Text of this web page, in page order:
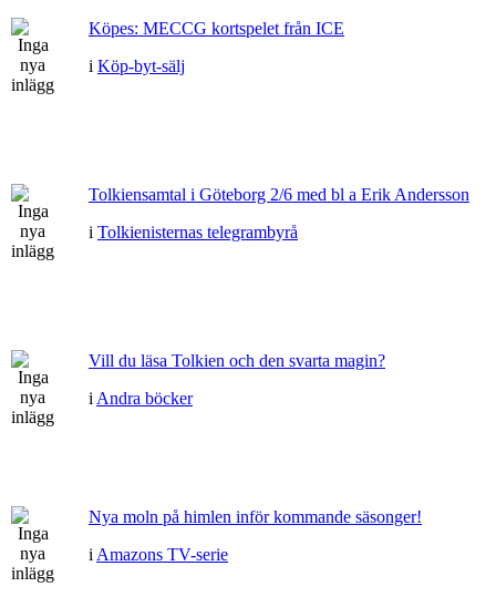
Köpes: MECCG kortspelet från ICE
i Köp-byt-sälj
Tolkiensamtal i Göteborg 2/6 med bl a Erik Andersson
i Tolkienisternas telegrambyrå
Vill du läsa Tolkien och den svarta magin?
i Andra böcker
Nya moln på himlen inför kommande säsonger!
i Amazons TV-serie